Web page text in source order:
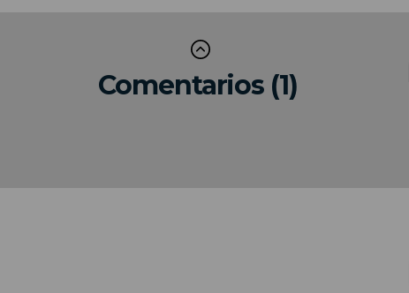
Comentarios (1)